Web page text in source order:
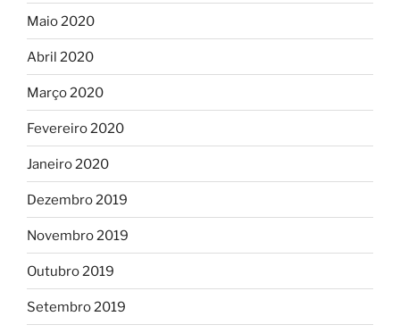
Maio 2020
Abril 2020
Março 2020
Fevereiro 2020
Janeiro 2020
Dezembro 2019
Novembro 2019
Outubro 2019
Setembro 2019